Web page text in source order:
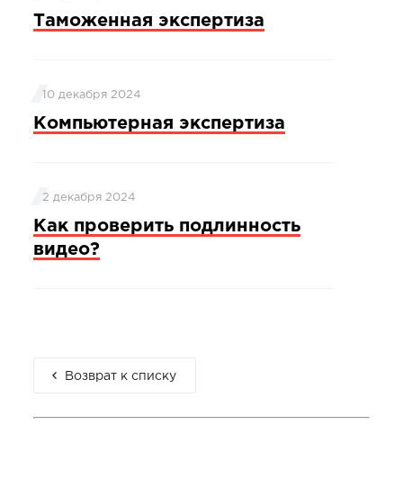
Таможенная экспертиза
10 декабря 2024
Компьютерная экспертиза
2 декабря 2024
Как проверить подлинность
видео?
Возврат к списку